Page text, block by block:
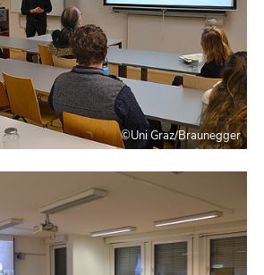
©Uni Graz/Braunegger